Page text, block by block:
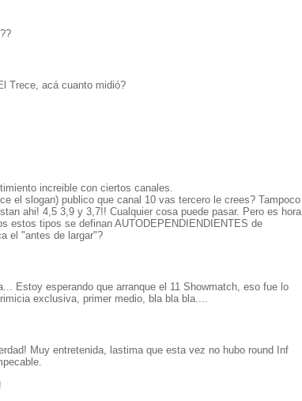
Trece, acá cuanto midió?
increible con ciertos canales.
el slogan) publico que canal 10 vas tercero le crees? Tampoco
ahi! 4,5 3,9 y 3,7!! Cualquier cosa puede pasar. Pero es hora
estos tipos se definan AUTODEPENDIENDIENTES de
el "antes de largar"?
Estoy esperando que arranque el 11 Showmatch, eso fue lo
exclusiva, primer medio, bla bla bla....
Muy entretenida, lastima que esta vez no hubo round Inf